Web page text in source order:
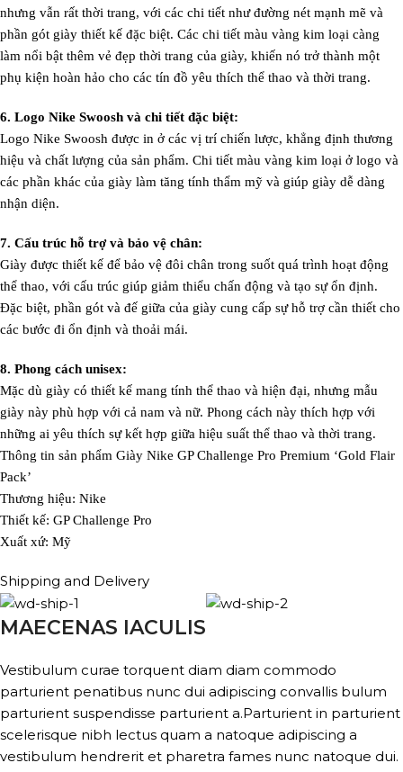
nhưng vẫn rất thời trang, với các chi tiết như đường nét mạnh mẽ và
phần gót giày thiết kế đặc biệt. Các chi tiết màu vàng kim loại càng
làm nổi bật thêm vẻ đẹp thời trang của giày, khiến nó trở thành một
phụ kiện hoàn hảo cho các tín đồ yêu thích thể thao và thời trang.
6. Logo Nike Swoosh và chi tiết đặc biệt:
Logo Nike Swoosh được in ở các vị trí chiến lược, khẳng định thương
hiệu và chất lượng của sản phẩm. Chi tiết màu vàng kim loại ở logo và
các phần khác của giày làm tăng tính thẩm mỹ và giúp giày dễ dàng
nhận diện.
7. Cấu trúc hỗ trợ và bảo vệ chân:
Giày được thiết kế để bảo vệ đôi chân trong suốt quá trình hoạt động
thể thao, với cấu trúc giúp giảm thiểu chấn động và tạo sự ổn định.
Đặc biệt, phần gót và đế giữa của giày cung cấp sự hỗ trợ cần thiết cho
các bước đi ổn định và thoải mái.
8. Phong cách unisex:
Mặc dù giày có thiết kế mang tính thể thao và hiện đại, nhưng mẫu
giày này phù hợp với cả nam và nữ. Phong cách này thích hợp với
những ai yêu thích sự kết hợp giữa hiệu suất thể thao và thời trang.
Thông tin sản phẩm Giày Nike GP Challenge Pro Premium ‘Gold Flair
Pack’
Thương hiệu: Nike
Thiết kế: GP Challenge Pro
Xuất xứ: Mỹ
Shipping and Delivery
MAECENAS IACULIS
Vestibulum curae torquent diam diam commodo
parturient penatibus nunc dui adipiscing convallis bulum
parturient suspendisse parturient a.Parturient in parturient
scelerisque nibh lectus quam a natoque adipiscing a
vestibulum hendrerit et pharetra fames nunc natoque dui.